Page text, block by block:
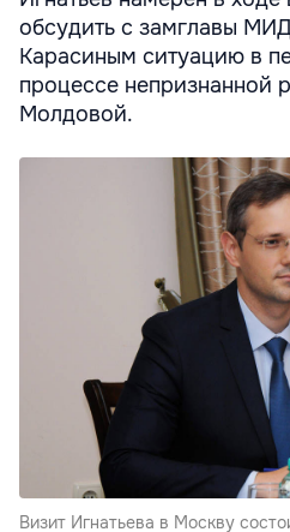
обсудить с замглавы
Карасиным ситуацию в
процессе непризнанной
Молдовой.
Визит Игнатьева в Москву